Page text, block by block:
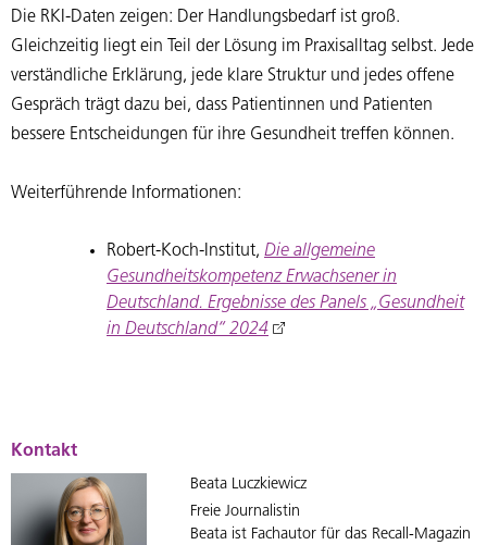
Die RKI-Daten zeigen: Der Handlungsbedarf ist groß.
Gleichzeitig liegt ein Teil der Lösung im Praxisalltag selbst. Jede
verständliche Erklärung, jede klare Struktur und jedes offene
Gespräch trägt dazu bei, dass Patientinnen und Patienten
bessere Entscheidungen für ihre Gesundheit treffen können.
Weiterführende Informationen:
Robert-Koch-Institut, Die allgemeine
Gesundheitskompetenz Erwachsener in
Deutschland. Ergebnisse des Panels „Gesundheit
in Deutschland“ 2024
Kontakt
Beata Luczkiewicz
Freie Journalistin
Beata ist Fachautor für das Recall-Magazin